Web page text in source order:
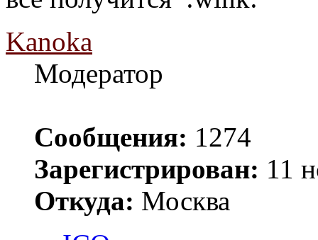
Kanoka
Модератор
Сообщения: 1274
Зарегистрирован: 11
Откуда: Москва